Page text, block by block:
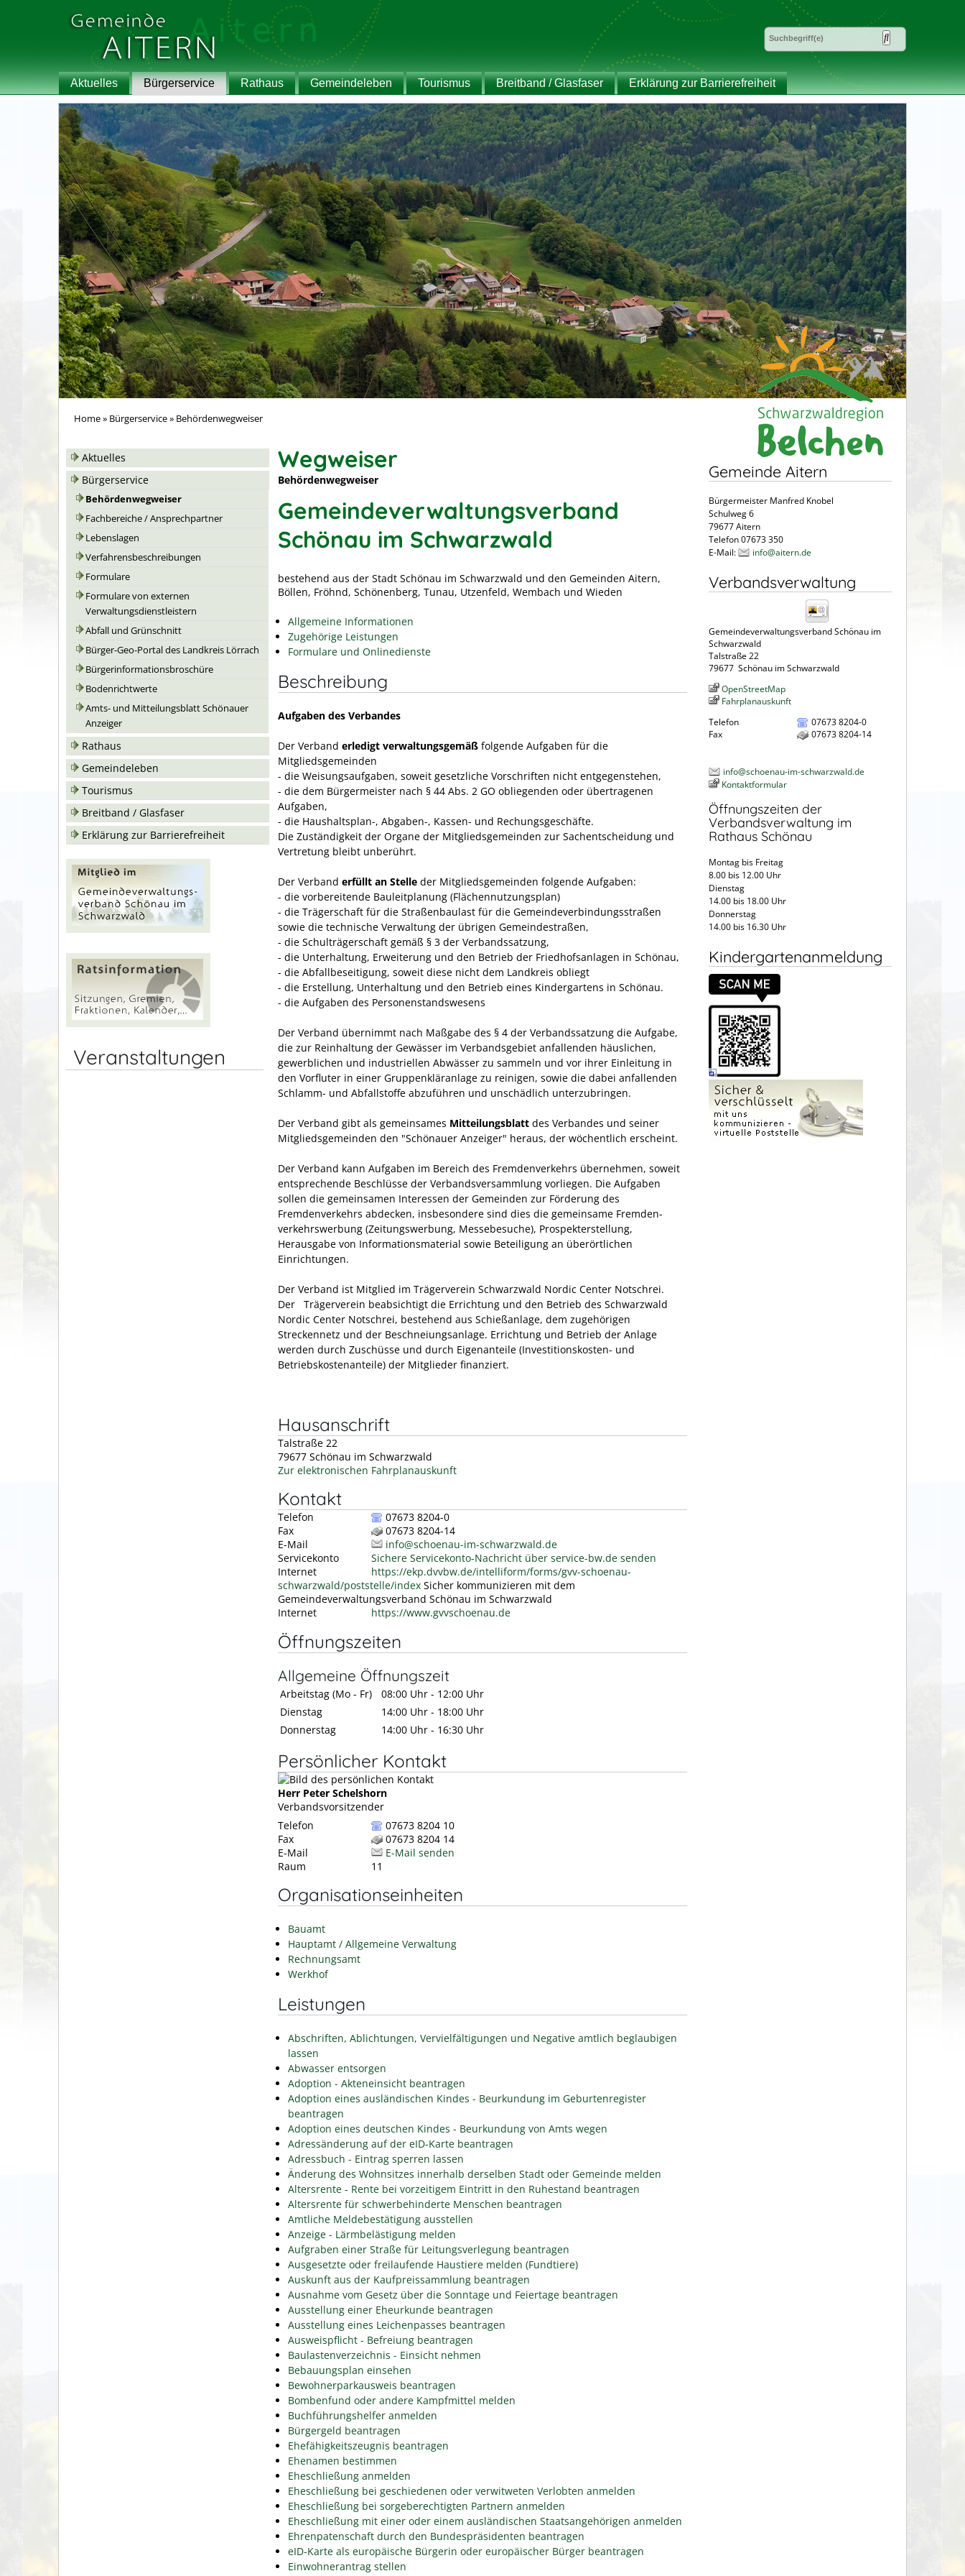
Aktuelles Bürgerservice Rathaus Gemeindeleben Tourismus Breitband / Glasfaser Erklärung zur Barrierefreiheit
Home» Bürgerservice» Behördenwegweiser
Aktuelles
Bürgerservice
Behördenwegweiser
Fachbereiche / Ansprechpartner
Lebenslagen
Verfahrensbeschreibungen
Formulare
Formulare von externen
Verwaltungsdienstleistern
Abfall und Grünschnitt
Bürger-Geo-Portal des Landkreis Lörrach
Bürgerinformationsbroschüre
Bodenrichtwerte
Amts- und Mitteilungsblatt Schönauer
Anzeiger
Rathaus
Gemeindeleben
Tourismus
Breitband / Glasfaser
Erklärung zur Barrierefreiheit
Veranstaltungen
Wegweiser
Behördenwegweiser
Gemeindeverwaltungsverband
Schönau im Schwarzwald
bestehend aus der Stadt Schönau im Schwarzwald und den Gemeinden Aitern,
Böllen, Fröhnd, Schönenberg, Tunau, Utzenfeld, Wembach und Wieden
Allgemeine Informationen
Zugehörige Leistungen
Formulare und Onlinedienste
Beschreibung
Aufgaben des Verbandes
Der Verband erledigt verwaltungsgemäß folgende Aufgaben für die
Mitgliedsgemeinden
- die Weisungsaufgaben, soweit gesetzliche Vorschriften nicht entgegenstehen,
- die dem Bürgermeister nach § 44 Abs. 2 GO obliegenden oder übertragenen
Aufgaben,
- die Haushaltsplan-, Abgaben-, Kassen- und Rechungs­geschäfte.
Die Zuständigkeit der Organe der Mitgliedsgemeinden zur Sachent­scheidung und
Vertretung bleibt unberührt.
Der Verband erfüllt an Stelle der Mitgliedsgemeinden folgende Aufgaben:
- die vorbereitende Bauleitplanung (Flächennutzungsplan)
- die Trägerschaft für die Straßenbaulast für die Gemeindeverbindungsstraßen
sowie die technische Verwaltung der übrigen Gemeindestraßen,
- die Schulträgerschaft gemäß § 3 der Verbandssatzung,
- die Unterhaltung, Erweiterung und den Betrieb der Friedhofsanlagen in Schönau,
- die Abfallbeseitigung, soweit diese nicht dem Land­kreis obliegt
- die Erstellung, Unterhaltung und den Betrieb eines Kindergartens in Schönau.
- die Aufgaben des Personenstandswesens
Der Verband übernimmt nach Maßgabe des § 4 der Verbandssatzung die Aufgabe,
die zur Reinhaltung der Gewässer im Verbandsgebiet anfallenden häuslichen,
gewerblichen und industriellen Abwässer zu sammeln und vor ihrer Einleitung in
den Vorfluter in einer Gruppenkläranlage zu reinigen, sowie die dabei anfallenden
Schlamm- und Abfallstoffe abzuführen und unschädlich unterzubringen.
Der Verband gibt als gemeinsames Mitteilungsblatt des Verbandes und seiner
Mitgliedsgemeinden den "Schönauer Anzeiger" heraus, der wöchentlich erscheint.
Der Verband kann Aufgaben im Bereich des Fremdenverkehrs übernehmen, soweit
entsprechende Beschlüsse der Verbands­versammlung vorliegen. Die Aufgaben
sollen die gemeinsamen Interessen der Gemeinden zur Förderung des
Fremdenverkehrs abdecken, insbesondere sind dies die gemeinsame Fremden­
verkehrswerbung (Zeitungswerbung, Messebesuche), Prospekter­stellung,
Herausgabe von Informationsmaterial sowie Betei­ligung an überörtlichen
Einrichtungen.
Der Verband ist Mitglied im Trägerverein Schwarzwald Nordic Center Notschrei.
Der Trägerverein beabsichtigt die Errichtung und den Betrieb des Schwarzwald
Nordic Center Notschrei, bestehend aus Schießanlage, dem zugehörigen
Streckennetz und der Beschneiungsanlage. Errichtung und Betrieb der Anlage
werden durch Zuschüsse und durch Eigenanteile (Investitionskosten- und
Betriebskostenanteile) der Mitglieder finanziert.
Hausanschrift
Talstraße 22
79677 Schönau im Schwarzwald
Zur elektronischen Fahrplanauskunft
Kontakt
Telefon
07673 8204-0
Fax
07673 8204-14
E-Mail
info@schoenau-im-schwarzwald.de
Servicekonto
Sichere Servicekonto-Nachricht über service-bw.de senden
Internet
https://ekp.dvvbw.de/intelliform/forms/gvv-schoenau-
schwarzwald/poststelle/index Sicher kommunizieren mit dem
Gemeindeverwaltungsverband Schönau im Schwarzwald
Internet
https://www.gvvschoenau.de
Öffnungszeiten
Allgemeine Öffnungszeit
Arbeitstag (Mo - Fr) 08:00 Uhr - 12:00 Uhr
Dienstag
14:00 Uhr - 18:00 Uhr
Donnerstag
14:00 Uhr - 16:30 Uhr
Persönlicher Kontakt
Herr Peter Schelshorn
Verbandsvorsitzender
Telefon
07673 8204 10
Fax
07673 8204 14
E-Mail
E-Mail senden
Raum
11
Organisationseinheiten
Bauamt
Hauptamt / Allgemeine Verwaltung
Rechnungsamt
Werkhof
Leistungen
Abschriften, Ablichtungen, Vervielfältigungen und Negative amtlich beglaubigen
lassen
Abwasser entsorgen
Adoption - Akteneinsicht beantragen
Adoption eines ausländischen Kindes - Beurkundung im Geburtenregister
beantragen
Adoption eines deutschen Kindes - Beurkundung von Amts wegen
Adressänderung auf der eID-Karte beantragen
Adressbuch - Eintrag sperren lassen
Änderung des Wohnsitzes innerhalb derselben Stadt oder Gemeinde melden
Altersrente - Rente bei vorzeitigem Eintritt in den Ruhestand beantragen
Altersrente für schwerbehinderte Menschen beantragen
Amtliche Meldebestätigung ausstellen
Anzeige - Lärmbelästigung melden
Aufgraben einer Straße für Leitungsverlegung beantragen
Ausgesetzte oder freilaufende Haustiere melden (Fundtiere)
Auskunft aus der Kaufpreissammlung beantragen
Ausnahme vom Gesetz über die Sonntage und Feiertage beantragen
Ausstellung einer Eheurkunde beantragen
Ausstellung eines Leichenpasses beantragen
Ausweispflicht - Befreiung beantragen
Baulastenverzeichnis - Einsicht nehmen
Bebauungsplan einsehen
Bewohnerparkausweis beantragen
Bombenfund oder andere Kampfmittel melden
Buchführungshelfer anmelden
Bürgergeld beantragen
Ehefähigkeitszeugnis beantragen
Ehenamen bestimmen
Eheschließung anmelden
Eheschließung bei geschiedenen oder verwitweten Verlobten anmelden
Eheschließung bei sorgeberechtigten Partnern anmelden
Eheschließung mit einer oder einem ausländischen Staatsangehörigen anmelden
Ehrenpatenschaft durch den Bundespräsidenten beantragen
eID-Karte als europäische Bürgerin oder europäischer Bürger beantragen
Einwohnerantrag stellen
Gemeinde Aitern
Bürgermeister Manfred Knobel
Schulweg 6
79677 Aitern
Telefon 07673 350
E-Mail:
info@aitern.de
Verbandsverwaltung
Gemeindeverwaltungsverband Schönau im
Schwarzwald
Talstraße 22
79677 Schönau im Schwarzwald
OpenStreetMap
Fahrplanauskunft
Telefon
07673 8204-0
Fax
07673 8204-14
info@schoenau-im-schwarzwald.de
Kontaktformular
Öffnungszeiten der
Verbandsverwaltung im
Rathaus Schönau
Montag bis Freitag
8.00 bis 12.00 Uhr
Dienstag
14.00 bis 18.00 Uhr
Donnerstag
14.00 bis 16.30 Uhr
Kindergartenanmeldung